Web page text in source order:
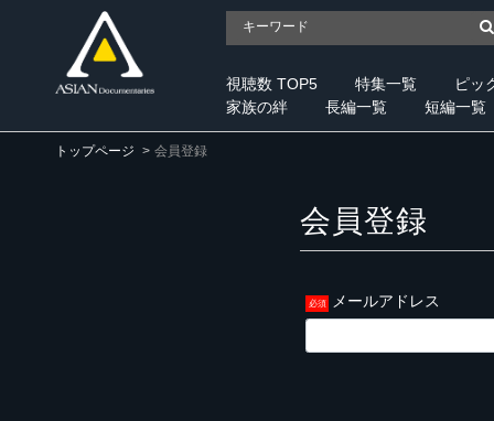
視聴数 TOP5 特集一覧
ピッ
家族の絆
長編一覧 短編一覧
トップページ 会員登録
会員登録
メールアドレス